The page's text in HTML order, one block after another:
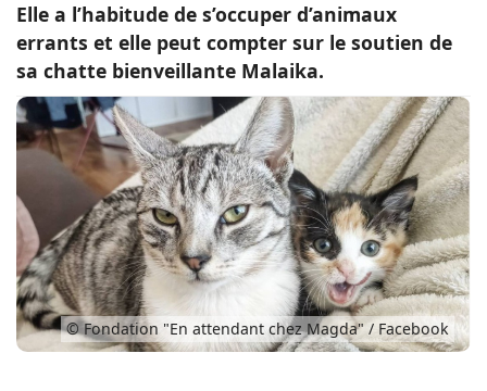
Tops
Sauvetages
Conso
Elle a l’habitude de s’occuper d’animaux
errants et elle peut compter sur le soutien de
sa chatte bienveillante Malaika.
© Fondation "En attendant chez Magda" / Facebook